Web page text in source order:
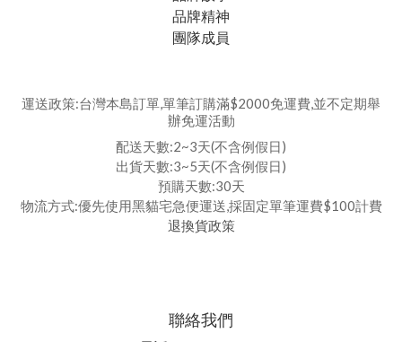
品牌精神
團隊成員
運送政策:台灣本島訂單,單筆訂購滿$2000免運費,並不定期舉
辦免運活動
配送天數:2~3天(不含例假日)
出貨天數:3~5天(不含例假日)
預購天數:30天
物流方式:優先使用黑貓宅急便運送,採固定單筆運費$100計費
退換貨政策
聯絡我們